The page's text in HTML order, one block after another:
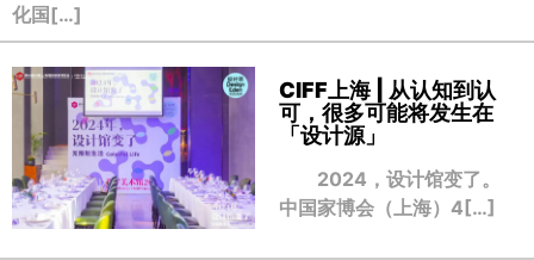
化国[…]
CIFF上海 | 从认知到认
可，很多可能将发生在
「设计源」
2024，设计馆变了。
中国家博会（上海）4[…]